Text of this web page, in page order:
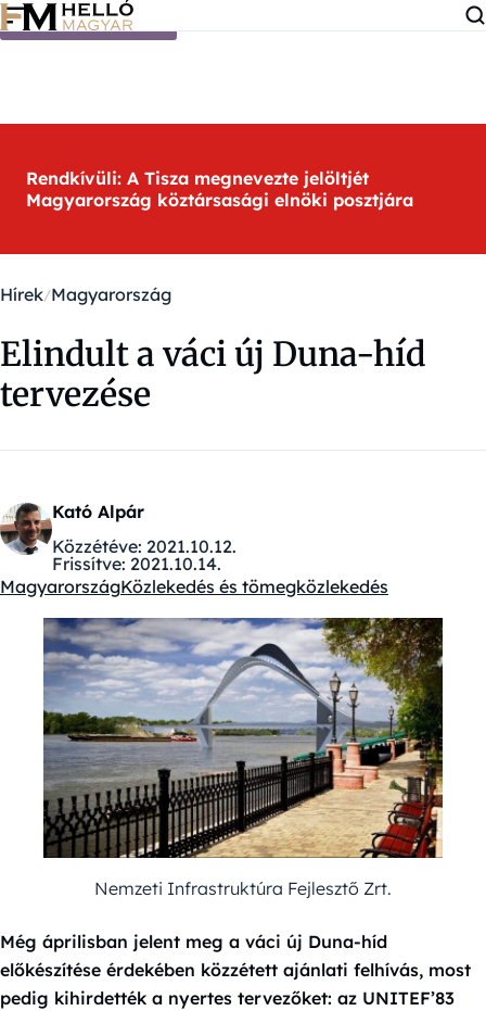
Ugrás a tartalomra
Rendkívüli: A Tisza megnevezte jelöltjét
Magyarország köztársasági elnöki posztjára
Hírek Magyarország
Elindult a váci új Duna-híd
tervezése
Kató Alpár
Közzétéve: 2021.10.12.
Frissítve: 2021.10.14.
Kategóriák:
MagyarországKözlekedés és tömegközlekedés
Nemzeti Infrastruktúra Fejlesztő Zrt.
Még áprilisban jelent meg a váci új Duna-híd
előkészítése érdekében közzétett ajánlati felhívás, most
pedig kihirdették a nyertes tervezőket: az UNITEF’83